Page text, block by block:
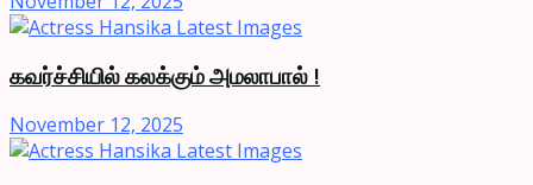
கவர்ச்சியில் கலக்கும் அமலாபால் !
November 12, 2025